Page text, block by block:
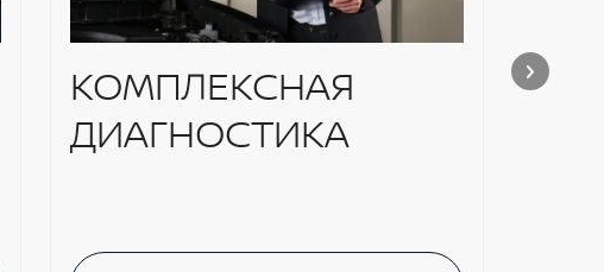
КОМПЛЕКСНАЯ
ДИАГНОСТИКА